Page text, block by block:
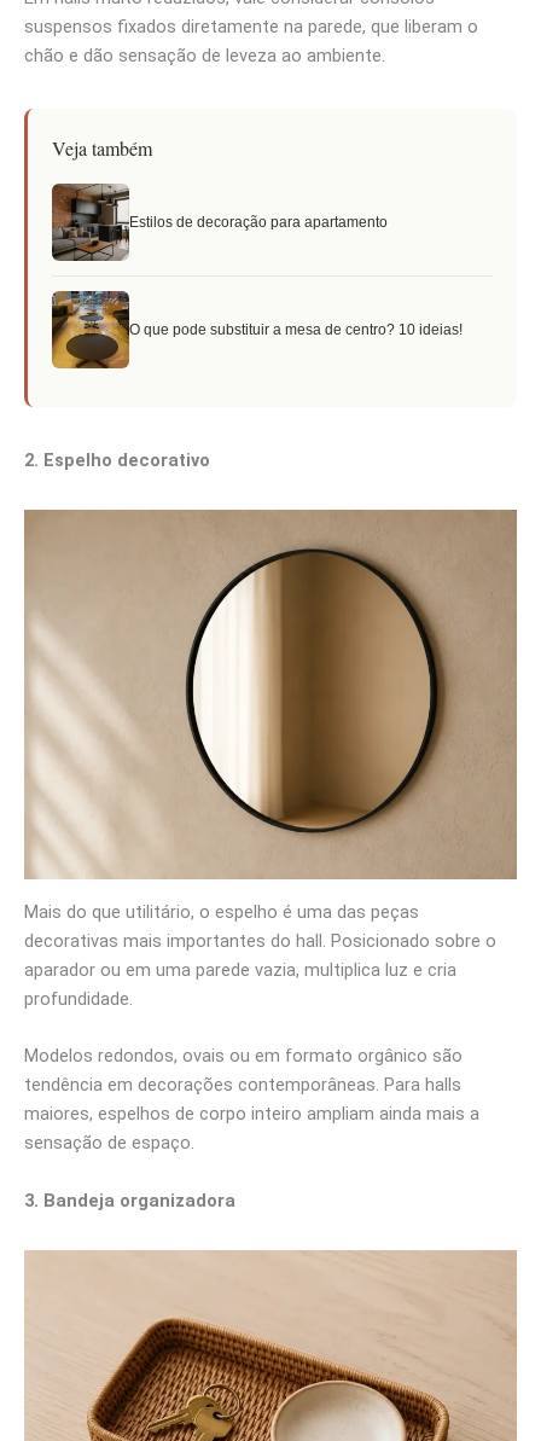
suspensos fixados diretamente na parede, que liberam o
chão e dão sensação de leveza ao ambiente.
Veja também
Estilos de decoração para apartamento
O que pode substituir a mesa de centro? 10 ideias!
2. Espelho decorativo
Mais do que utilitário, o espelho é uma das peças
decorativas mais importantes do hall. Posicionado sobre o
aparador ou em uma parede vazia, multiplica luz e cria
profundidade.
Modelos redondos, ovais ou em formato orgânico são
tendência em decorações contemporâneas. Para halls
maiores, espelhos de corpo inteiro ampliam ainda mais a
sensação de espaço.
3. Bandeja organizadora